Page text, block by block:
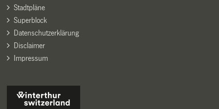
Stadtpläne
Superblock
Datenschutzerklärung
Disclaimer
Impressum